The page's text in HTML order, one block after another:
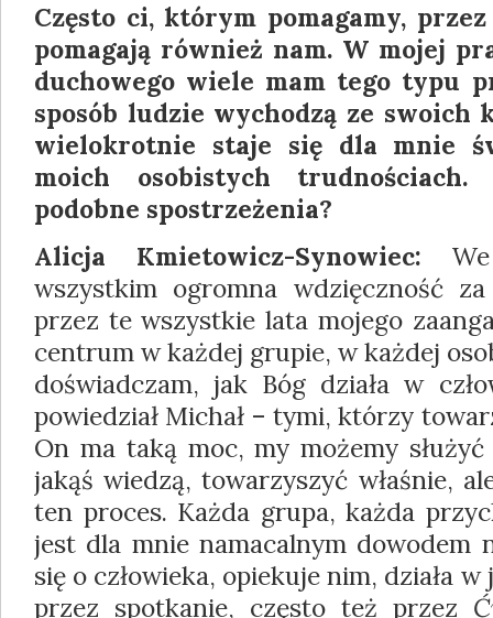
Często ci, którym pomagamy,
pomagają również nam. W mojej
duchowego wiele mam tego typu
sposób ludzie wychodzą ze swoich
wielokrotnie staje się dla mnie
moich osobistych
podobne spostrzeżenia?
Alicja Kmietowicz-Synowiec:
wszystkim ogromna wdzięczność
przez te wszystkie lata mojego
centrum w każdej grupie, w każdej
doświadczam, jak Bóg działa w
powiedział Michał – tymi, którzy
On ma taką moc, my możemy
jakąś wiedzą, towarzyszyć właśnie,
ten proces. Każda grupa, każda
jest dla mnie namacalnym dowodem
się o człowieka, opiekuje nim, działa
przez spotkanie, często też przez